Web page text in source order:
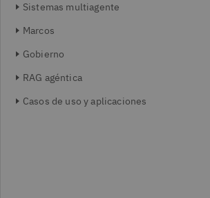
Sistemas multiagente
Marcos
Gobierno
RAG agéntica
Casos de uso y aplicaciones